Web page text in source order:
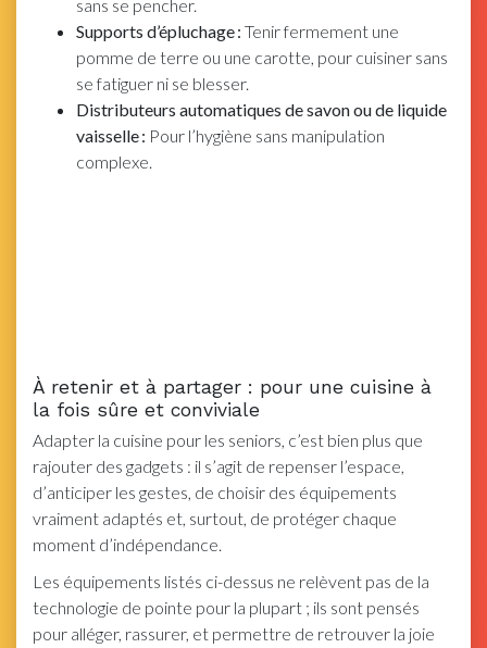
sans se pencher.
Supports d’épluchage : Tenir fermement une
pomme de terre ou une carotte, pour cuisiner sans
se fatiguer ni se blesser.
Distributeurs automatiques de savon ou de liquide
vaisselle : Pour l’hygiène sans manipulation
complexe.
À retenir et à partager : pour une cuisine à
la fois sûre et conviviale
Adapter la cuisine pour les seniors, c’est bien plus que
rajouter des gadgets : il s’agit de repenser l’espace,
d’anticiper les gestes, de choisir des équipements
vraiment adaptés et, surtout, de protéger chaque
moment d’indépendance.
Les équipements listés ci-dessus ne relèvent pas de la
technologie de pointe pour la plupart ; ils sont pensés
pour alléger, rassurer, et permettre de retrouver la joie